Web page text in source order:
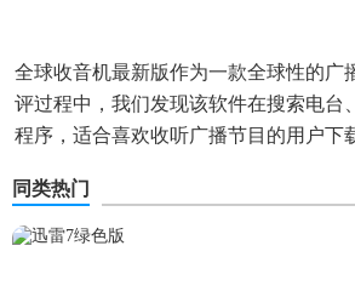
全球收音机最新版作为一款全球性的广
评过程中，我们发现该软件在搜索电台
程序，适合喜欢收听广播节目的用户下
同类热门